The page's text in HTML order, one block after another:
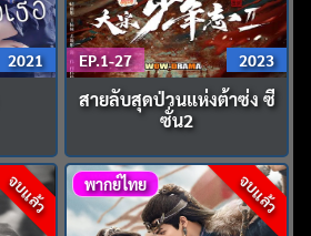
2021 EP.1-27 2023
สายลับสุดป่วนแห่งต้าซ่ง ซี
ซั่น2
จบแล้ว จบแล้ว
พากย์ไทย